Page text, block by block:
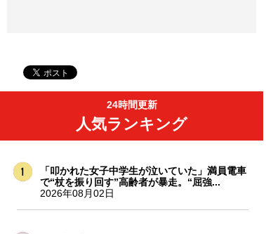
24時間更新
人気ランキング
「叩かれた女子中学生が泣いていた」満員電車
で“杖を振り回す”高齢者が暴走。“屈強...
2026年08月02日